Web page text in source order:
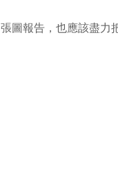
圖報告，也應該盡力